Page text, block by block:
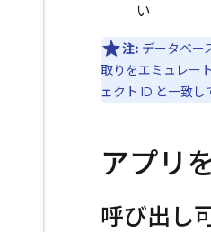
い
注: データベー
取りをエミュレー
ェクト ID と一致し
アプリ
呼び出し